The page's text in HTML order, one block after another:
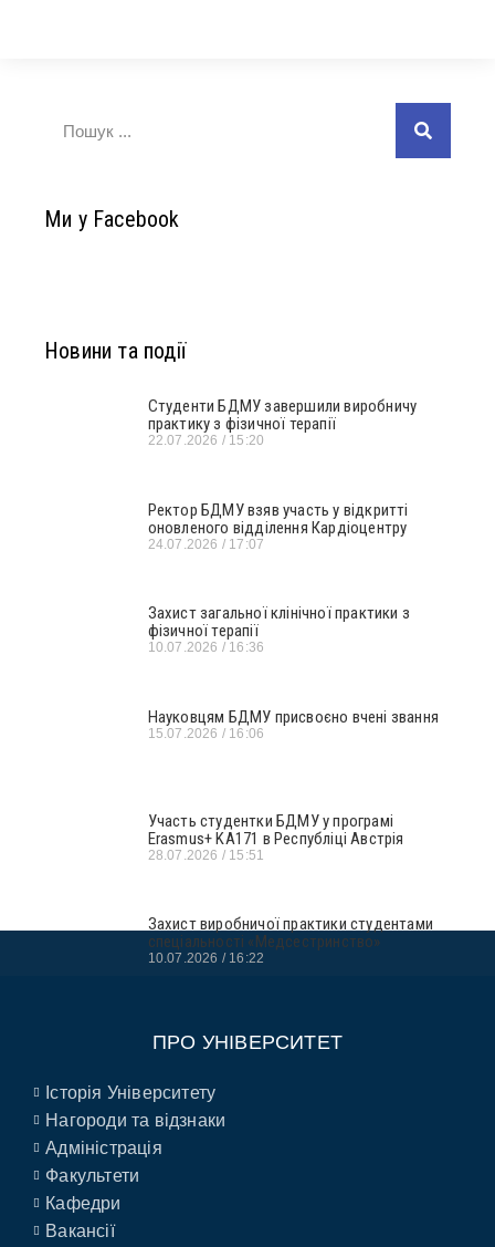
Ми у Facebook
Новини та події
Студенти БДМУ завершили виробничу
практику з фізичної терапії
22.07.2026 15:20
Ректор БДМУ взяв участь у відкритті
оновленого відділення Кардіоцентру
24.07.2026 17:07
Захист загальної клінічної практики з
фізичної терапії
10.07.2026 16:36
Науковцям БДМУ присвоєно вчені звання
15.07.2026 16:06
Участь студентки БДМУ у програмі
Erasmus+ KA171 в Республіці Австрія
28.07.2026 15:51
Захист виробничої практики студентами
спеціальності «Медсестринство»
10.07.2026 16:22
ПРО УНІВЕРСИТЕТ
Історія Університету
Нагороди та відзнаки
Адміністрація
Факультети
Кафедри
Вакансії